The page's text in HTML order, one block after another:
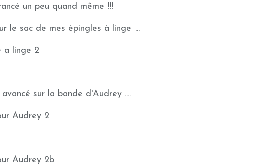
un peu quand même !!!
le sac de mes épingles à linge ....
sur la bande d'Audrey ....